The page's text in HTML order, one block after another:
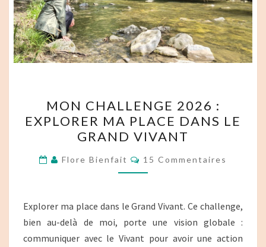
CHALLENGE
2026 :
EXPLORER
MA
PLACE
LE
GRAND
VIVANT
MON CHALLENGE 2026 :
EXPLORER MA PLACE DANS LE
GRAND VIVANT
Flore Bienfait Commentaires
15 Commentaires
Explorer ma place dans le Grand Vivant. Ce challenge,
bien au-delà de moi, porte une vision globale :
communiquer avec le Vivant pour avoir une action